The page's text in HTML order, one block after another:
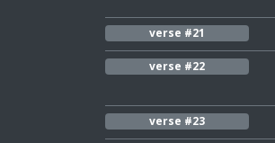
verse #21
verse #22
verse #23